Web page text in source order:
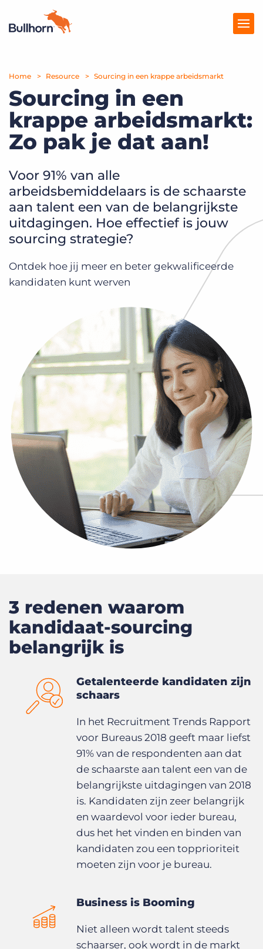
Producten
Prijzen
Kennisbank
Marketplace
Over Ons
Vraag een demo aan Inloggen
Home Resource Sourcing in een krappe arbeidsmarkt
Sourcing in een
krappe arbeidsmarkt:
Zo pak je dat aan!
Voor 91% van alle
arbeidsbemiddelaars is de schaarste
aan talent een van de belangrijkste
uitdagingen. Hoe effectief is jouw
sourcing strategie?
Ontdek hoe jij meer en beter gekwalificeerde
kandidaten kunt werven
3 redenen waarom
kandidaat-sourcing
belangrijk is
Getalenteerde kandidaten zijn
schaars
In het Recruitment Trends Rapport
voor Bureaus 2018 geeft maar liefst
91% van de respondenten aan dat
de schaarste aan talent een van de
belangrijkste uitdagingen van 2018
is. Kandidaten zijn zeer belangrijk
en waardevol voor ieder bureau,
dus het het vinden en binden van
kandidaten zou een topprioriteit
moeten zijn voor je bureau.
Business is Booming
Niet alleen wordt talent steeds
schaarser, ook wordt in de markt